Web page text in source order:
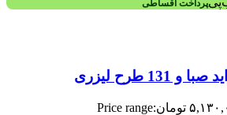
پرداخت اقساطی
طرح لیزری
تومانPrice range: